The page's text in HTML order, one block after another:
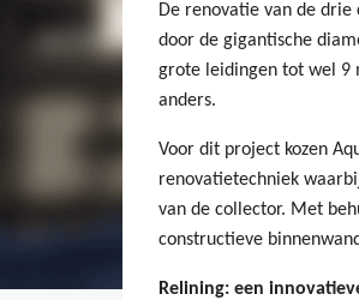
De renovatie van de
door de gigantische
grote leidingen tot wel 9
anders.
Voor dit project kozen
renovatietechniek
van de collector. Met
constructieve
Relining: een